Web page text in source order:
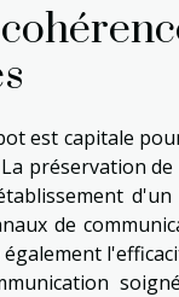
est capitale
préservation
de